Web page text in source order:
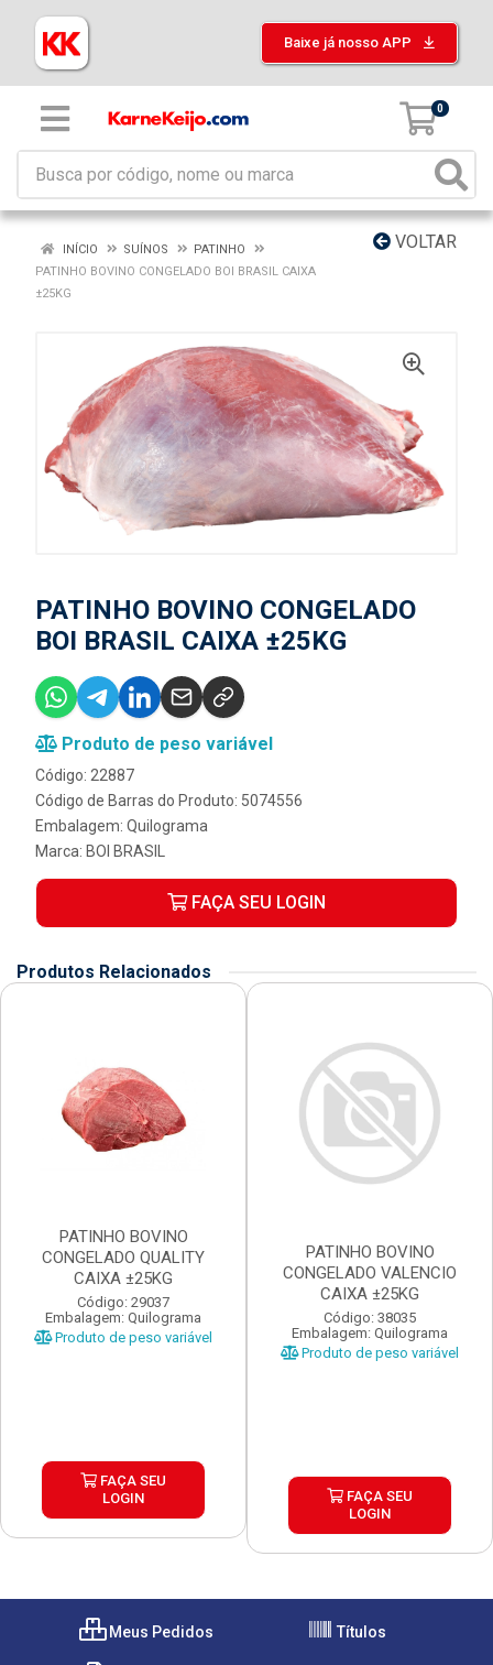
Baixe já nosso APP
0
VOLTAR
INÍCIO SUÍNOS
PATINHO
PATINHO BOVINO CONGELADO BOI BRASIL CAIXA
±25KG
PATINHO BOVINO CONGELADO
BOI BRASIL CAIXA ±25KG
Produto de peso variável
Código: 22887
Código de Barras do Produto: 5074556
Embalagem: Quilograma
Marca: BOI BRASIL
FAÇA SEU LOGIN
Produtos Relacionados
PATINHO BOVINO
CONGELADO QUALITY
CAIXA ±25KG
Código: 29037
Embalagem: Quilograma
Produto de peso variável
FAÇA SEU
LOGIN
PATINHO BOVINO
CONGELADO VALENCIO
CAIXA ±25KG
Código: 38035
Embalagem: Quilograma
Produto de peso variável
FAÇA SEU
LOGIN
Meus Pedidos Títulos